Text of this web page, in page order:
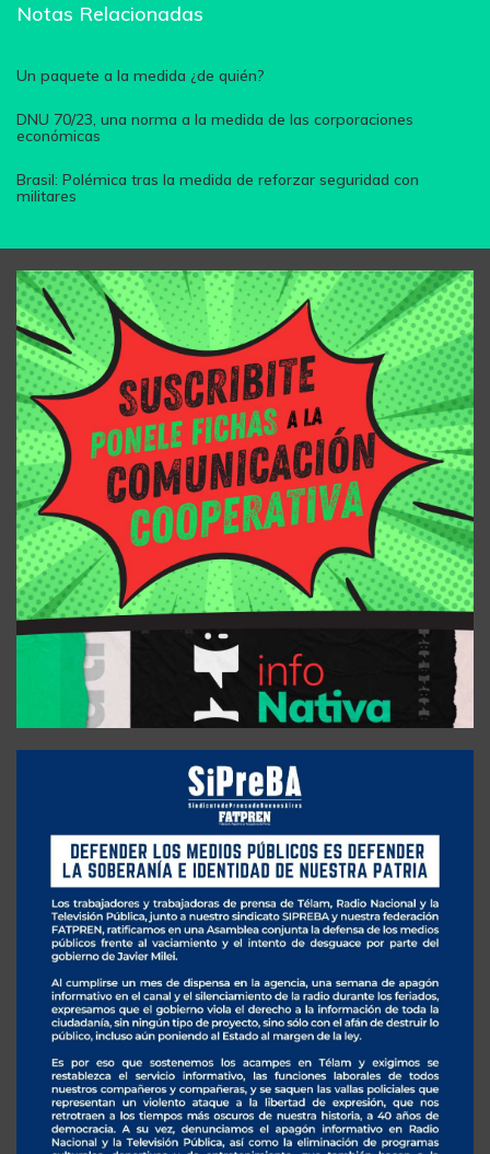
Notas Relacionadas
Un paquete a la medida ¿de quién?
DNU 70/23, una norma a la medida de las corporaciones
económicas
Brasil: Polémica tras la medida de reforzar seguridad con
militares